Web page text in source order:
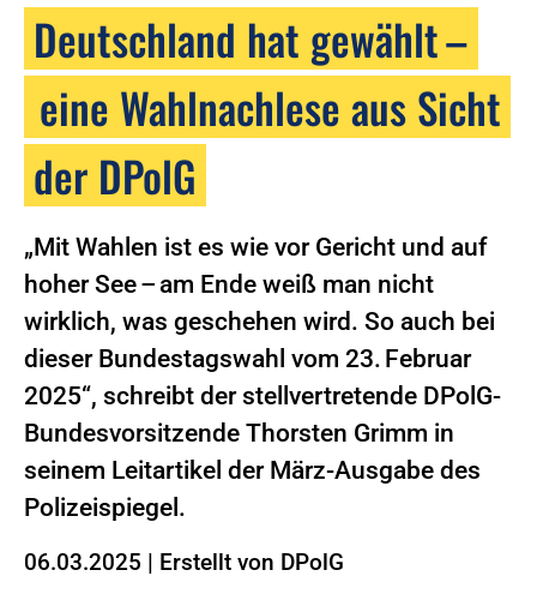
Deutschland hat gewählt –
eine Wahlnachlese aus Sicht
der DPolG
„Mit Wahlen ist es wie vor Gericht und auf
hoher See – am Ende weiß man nicht
wirklich, was geschehen wird. So auch bei
dieser Bundestagswahl vom 23. Februar
2025“, schreibt der stellvertretende DPolG-
Bundesvorsitzende Thorsten Grimm in
seinem Leitartikel der März-Ausgabe des
Polizeispiegel.
06.03.2025 | Erstellt von DPolG